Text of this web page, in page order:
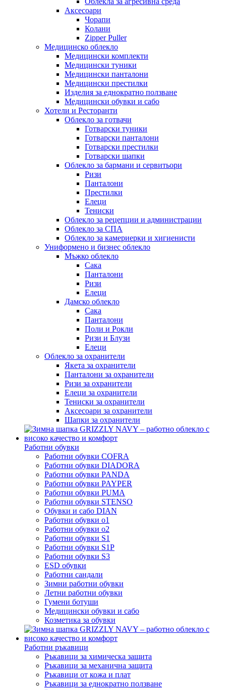
Аксесоари
Чорапи
Колани
Zipper Puller
Медицинско облекло
Медицински комплекти
Медицински туники
Медицински панталони
Медицински престилки
Изделия за еднократно ползване
Медицински обувки и сабо
Хотели и Ресторанти
Облекло за готвачи
Готварски туники
Готварски панталони
Готварски престилки
Готварски шапки
Облекло за бармани и сервитьори
Ризи
Панталони
Престилки
Елеци
Тениски
Облекло за рецепции и администрации
Облекло за СПА
Облекло за камериерки и хигиенисти
Униформено и бизнес облекло
Мъжко облекло
Сака
Панталони
Ризи
Елеци
Дамско облекло
Сака
Панталони
Поли и Рокли
Ризи и Блузи
Елеци
Облекло за охранители
Якета за охранители
Панталони за охранители
Ризи за охранители
Елеци за охранители
Тениски за охранители
Аксесоари за охранители
Шапки за охранители
Работни обувки
Работни обувки COFRA
Работни обувки DIADORA
Работни обувки PANDA
Работни обувки PAYPER
Работни обувки PUMA
Работни обувки STENSO
Обувки и сабо DIAN
Работни обувки o1
Работни обувки o2
Работни обувки S1
Работни обувки S1P
Работни обувки S3
ESD обувки
Работни сандали
Зимни работни обувки
Летни работни обувки
Гумени ботуши
Медицински обувки и сабо
Козметика за обувки
Работни ръкавици
Ръкавици за химическа защита
Ръкавици за механична защита
Ръкавици от кожа и плат
Ръкавици за еднократно ползване